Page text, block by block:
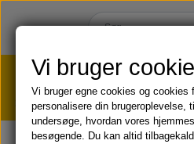
VÆGTTAB?
Vi bruger
Vi bruger egne cookies og cookies
personalisere din brugeroplevelse,
undersøge, hvordan vores
besøgende. Du kan altid